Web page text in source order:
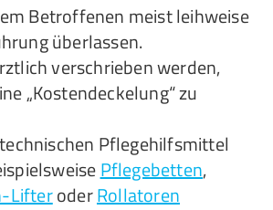
Betroffenen meist leihweise
überlassen.
verschrieben werden,
„Kostendeckelung“ zu
Pflegehilfsmittel
Pflegebetten,
LifteroderRollatoren